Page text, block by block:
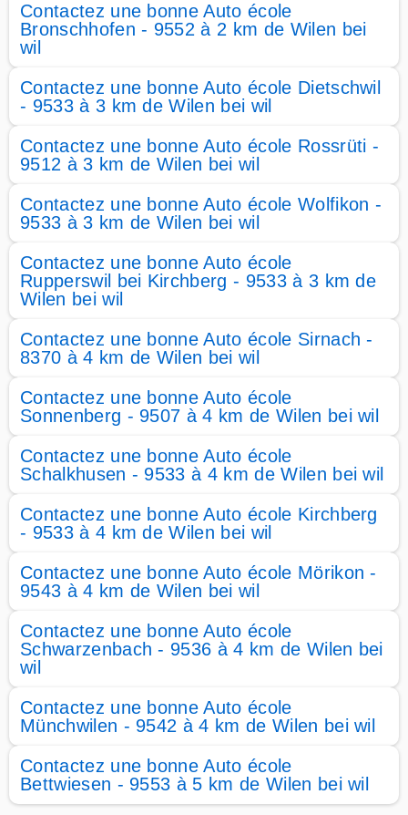
Contactez une bonne Auto école
Bronschhofen - 9552 à 2 km de Wilen bei
wil
Contactez une bonne Auto école Dietschwil
- 9533 à 3 km de Wilen bei wil
Contactez une bonne Auto école Rossrüti -
9512 à 3 km de Wilen bei wil
Contactez une bonne Auto école Wolfikon -
9533 à 3 km de Wilen bei wil
Contactez une bonne Auto école
Rupperswil bei Kirchberg - 9533 à 3 km de
Wilen bei wil
Contactez une bonne Auto école Sirnach -
8370 à 4 km de Wilen bei wil
Contactez une bonne Auto école
Sonnenberg - 9507 à 4 km de Wilen bei wil
Contactez une bonne Auto école
Schalkhusen - 9533 à 4 km de Wilen bei wil
Contactez une bonne Auto école Kirchberg
- 9533 à 4 km de Wilen bei wil
Contactez une bonne Auto école Mörikon -
9543 à 4 km de Wilen bei wil
Contactez une bonne Auto école
Schwarzenbach - 9536 à 4 km de Wilen bei
wil
Contactez une bonne Auto école
Münchwilen - 9542 à 4 km de Wilen bei wil
Contactez une bonne Auto école
Bettwiesen - 9553 à 5 km de Wilen bei wil